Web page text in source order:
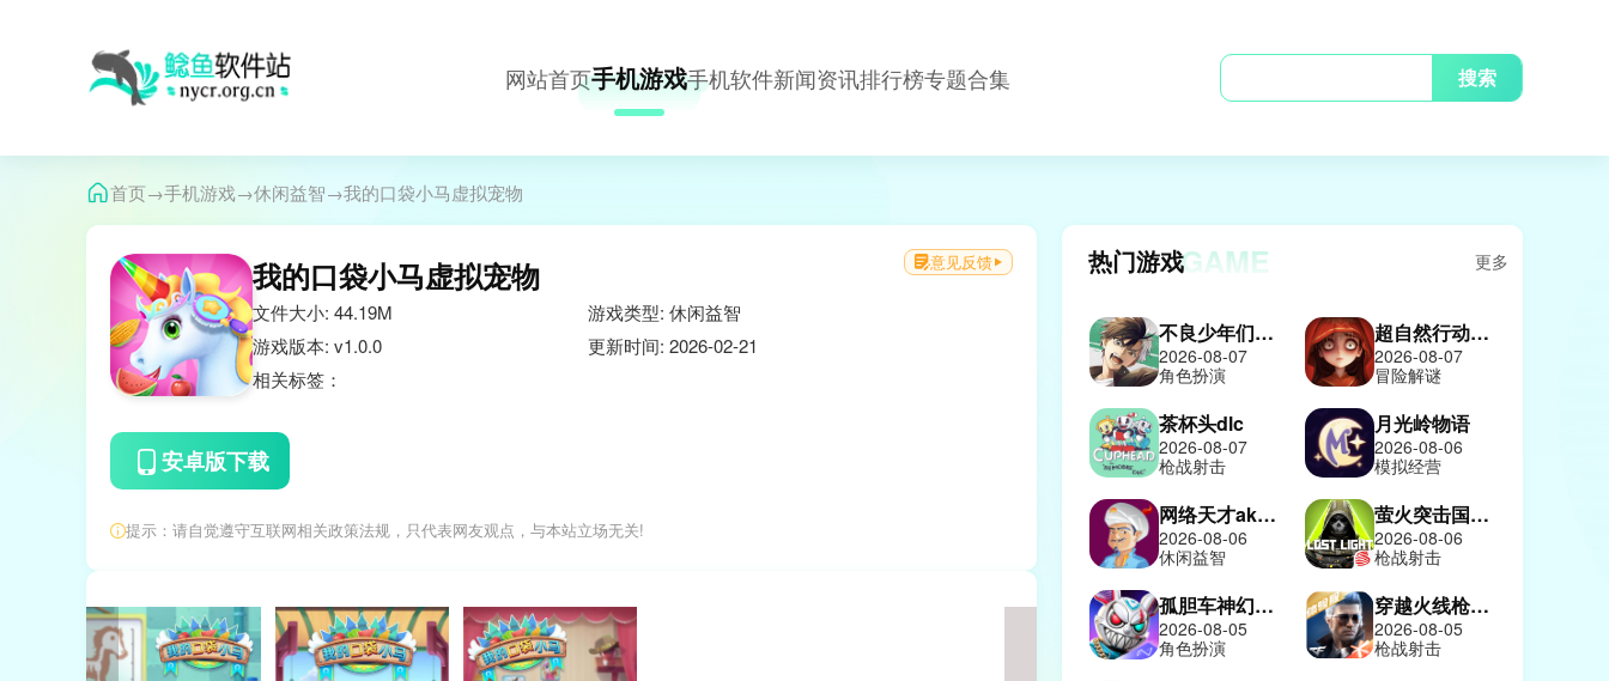
网站首页手机游戏手机软件新闻资讯排行榜专题合集 搜索
首页→手机游戏→休闲益智→我的口袋小马虚拟宠物
意见反馈
我的口袋小马虚拟宠物
文件大小: 44.19M
游戏类型: 休闲益智
游戏版本: v1.0.0
更新时间: 2026-02-21
相关标签：
安卓版下载
提示：请自觉遵守互联网相关政策法规，只代表网友观点，与本站立场无关!
热门游戏GAME 更多
不良少年们的英雄谭日服
2026-08-07
角色扮演
超自然行动组2026
2026-08-07
冒险解谜
茶杯头dlc
2026-08-07
枪战射击
月光岭物语
2026-08-06
模拟经营
网络天才akinatour
2026-08-06
休闲益智
萤火突击国际服
2026-08-06
枪战射击
孤胆车神幻影城
2026-08-05
角色扮演
穿越火线枪战王者体验服
2026-08-05
枪战射击